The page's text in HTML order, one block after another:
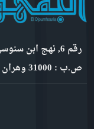
رقم 6, نهج ابن سنوسي حميدة
ص.ب : 31000 وهران